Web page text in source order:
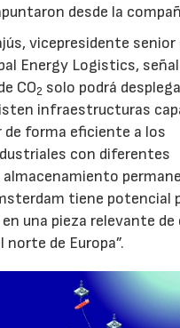
desde la
vicepresidente senior
Energy Logistics,
CO2 solo podrá
infraestructuras
de forma eficiente a los
con diferentes
tiene potencial
una pieza relevante de
norte de Europa”.